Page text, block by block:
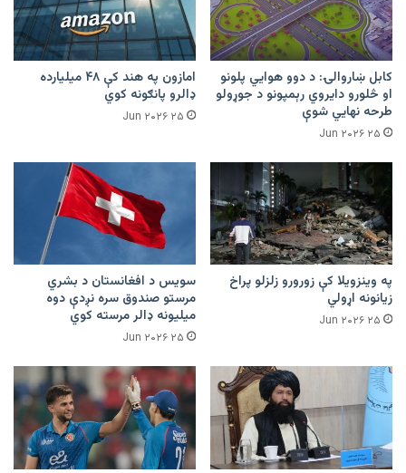
کابل ښاروالۍ: د دوو هوايي پلونو
او څلورو دایروي رېمپونو د جوړولو
طرحه نهایي شوې
۲۵ Jun ۲۰۲۶
امازون په هند کې ۴۸ میلیارده
ډالرو پانګونه کوي
۲۵ Jun ۲۰۲۶
په وینزویلا کې زورورو زلزلو پراخ
زیانونه اړولي
۲۵ Jun ۲۰۲۶
سویس د افغانستان د بشري
مرستو صندوق سره نږدې دوه
میلیونه ډالر مرسته کوي
۲۵ Jun ۲۰۲۶